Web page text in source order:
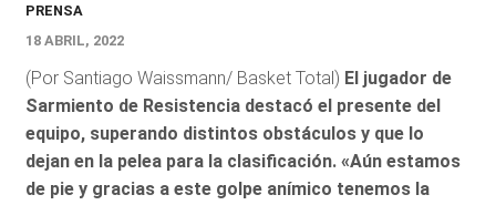
PRENSA
18 ABRIL, 2022
(Por Santiago Waissmann/ Basket Total) El jugador de
Sarmiento de Resistencia destacó el presente del
equipo, superando distintos obstáculos y que lo
dejan en la pelea para la clasificación. «Aún estamos
de pie y gracias a este golpe anímico tenemos la